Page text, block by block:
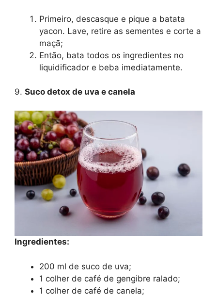
Primeiro, descasque e pique a batata
yacon. Lave, retire as sementes e corte a
maçã;
Então, bata todos os ingredientes no
liquidificador e beba imediatamente.
9. Suco detox de uva e canela
Ingredientes:
200 ml de suco de uva;
1 colher de café de gengibre ralado;
1 colher de café de canela;